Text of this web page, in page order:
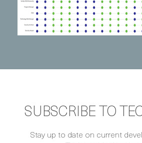
SUBSCRIBE TO
Stay up to date on current